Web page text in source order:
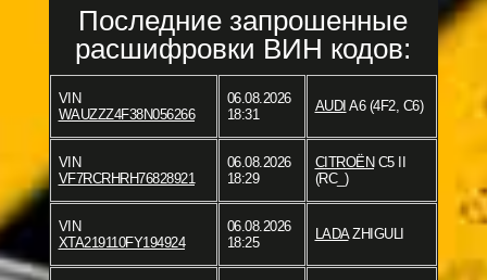
Последние запрошенные
расшифровки ВИН кодов:
VIN
WAUZZZ4F38N056266
06.08.2026
18:31
AUDI A6 (4F2, C6)
VIN
VF7RCRHRH76828921
06.08.2026
18:29
CITROËNC5 II
(RC_)
VIN
XTA219110FY194924
06.08.2026
18:25
LADAZHIGULI